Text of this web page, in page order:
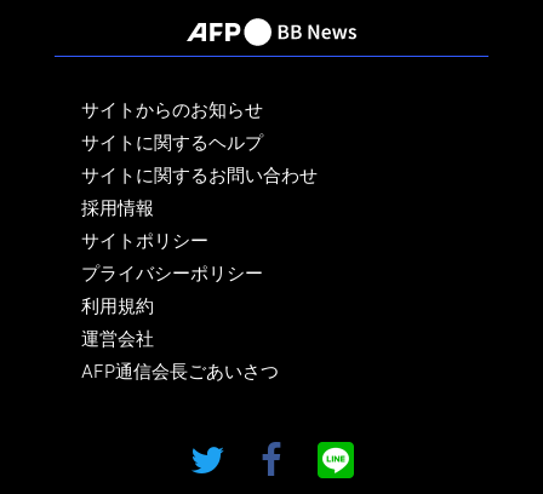
サイトからのお知らせ
サイトに関するヘルプ
サイトに関するお問い合わせ
採用情報
サイトポリシー
プライバシーポリシー
利用規約
運営会社
AFP通信会長ごあいさつ